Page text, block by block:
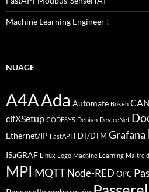
Machine Learning Engineer !
NUAGE
A4AAda Automate Bokeh
cifXSetup CODESYS Debian DeviceNet
Ethernet/IP FastAPI FDT/DTM Grafana
ISaGRAF Linux Logo Machine Learning Maitre
MPI MQTTNode-RED OPC